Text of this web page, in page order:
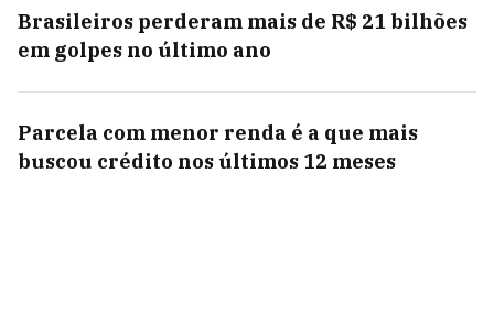
Brasileiros perderam mais de R$ 21 bilhões
em golpes no último ano
Parcela com menor renda é a que mais
buscou crédito nos últimos 12 meses